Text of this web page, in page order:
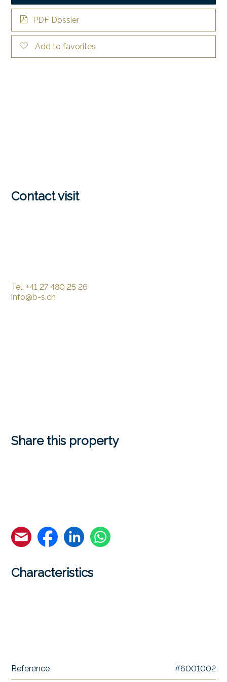
PDF Dossier
Add to favorites
Contact visit
Tel. +41 27 480 25 26
info@b-s.ch
Share this property
Characteristics
Reference #6001002